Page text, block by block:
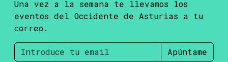
Una vez a la semana te llevamos los
eventos del Occidente de Asturias a tu
correo.
Apúntame